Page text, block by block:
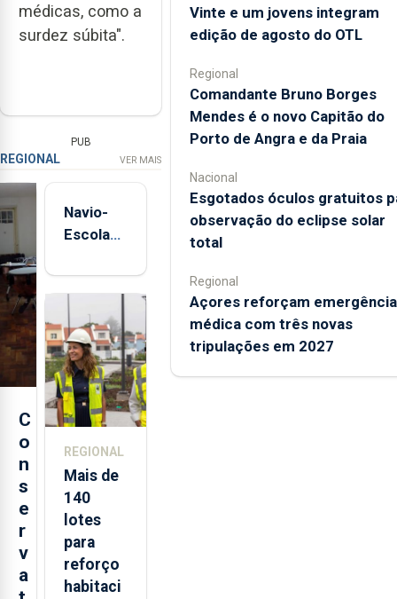
médicas, como a
surdez súbita".
PUB
REGIONAL VER MAIS
C
o
n
s
e
r
v
a
Navio-
Escola
está de
aos
Açores
REGIONAL
Mais de
140
lotes
para
reforço
habitaci
Vinte e um jovens integram
edição de agosto do OTL
Regional
Comandante Bruno Borges
Mendes é o novo Capitão do
Porto de Angra e da Praia
Nacional
Esgotados óculos gratuitos
observação do eclipse solar
total
Regional
Açores reforçam emergência
médica com três novas
tripulações em 2027